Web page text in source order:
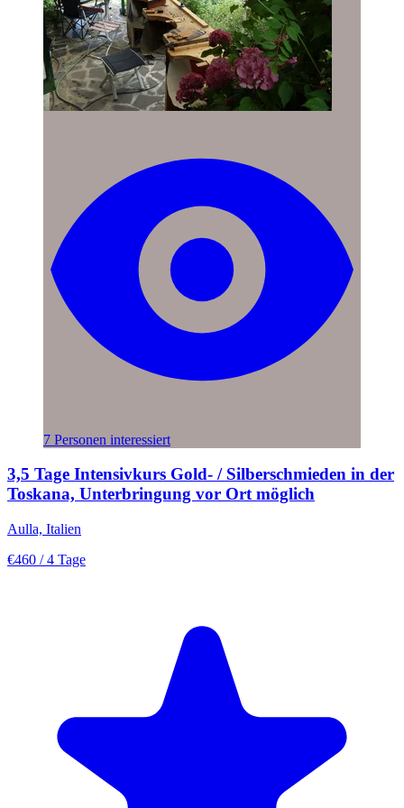
7 Personen interessiert
3,5 Tage Intensivkurs Gold- / Silberschmieden in der
Toskana, Unterbringung vor Ort möglich
Aulla, Italien
€460 / 4 Tage